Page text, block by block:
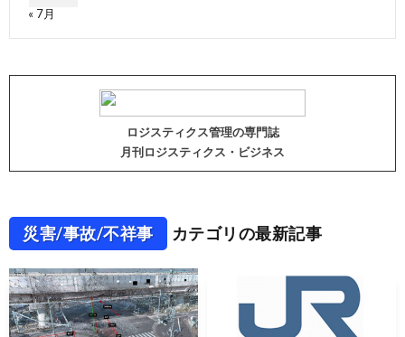
« 7月
ロジスティクス管理の専門誌
月刊ロジスティクス・ビジネス
災害/事故/不祥事 カテゴリの最新記事